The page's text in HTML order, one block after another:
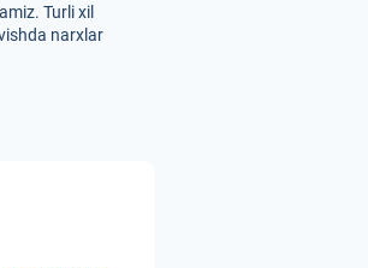
Turli xil
narxlar